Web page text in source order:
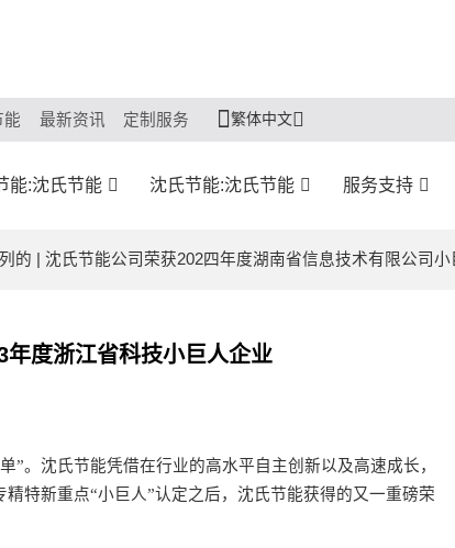
能 最新资讯 定制服务 繁体中文
能:沈氏节能 沈氏节能:沈氏节能 服务支持
的 | 沈氏节能公司荣获202四年度湖南省信息技术有限公司小
度浙江省科技小巨人企业
”。 沈氏节能凭借在行业的高水平自主创新以及高速成长，
精特新重点“小巨人”认定之后， 沈氏节能获得的又一重磅荣